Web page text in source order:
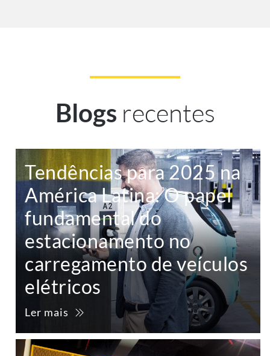
Blogs recentes
Tendências para 2025 na
América Latina: O papel
fundamental do
estacionamento no
carregamento de veículos
elétricos
Ler mais